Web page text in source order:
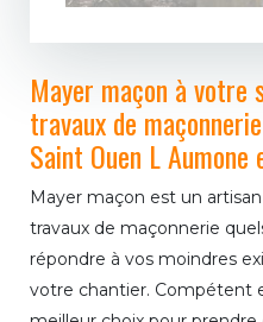
Mayer maçon à votre
travaux de
Saint Ouen L
Mayer maçon est un
travaux de maçonnerie
répondre à vos moindres
votre chantier. Compétent